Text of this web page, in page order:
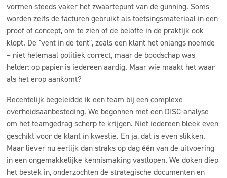
vormen steeds vaker het zwaartepunt van de gunning. Soms
worden zelfs de facturen gebruikt als toetsingsmateriaal in een
proofof concept, om te zien of de belofte in de praktijk ook
klopt. De "vent in de tent", zoals een klant het onlangs noemde
– niet helemaal politiek correct, maar de boodschap was
helder: op papier is iedereen aardig. Maar wie maakt het waar
als het erop aankomt?
Recentelijk begeleidde ik een team bij een complexe
overheidsaanbesteding. We begonnen met een DISC-analyse
om het teamgedrag scherp te krijgen. Niet iedereen bleek even
geschikt voor de klant in kwestie. En ja, dat is even slikken.
Maar liever nu eerlijk dan straks op dag één van de uitvoering
in een ongemakkelijke kennismaking vastlopen. We doken diep
het bestek in, onderzochten de strategische documenten en